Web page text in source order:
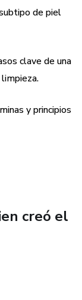
de piel
clave de una
y principios
creó el